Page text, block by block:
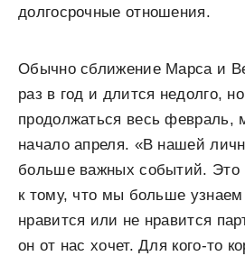
долгосрочные отношения.
Обычно сближение Марса и
раз в год и длится недолго,
продолжаться весь февраль,
начало апреля. «В нашей
больше важных событий. Это
к тому, что мы больше
нравится или не нравится
он от нас хочет. Для кого-то